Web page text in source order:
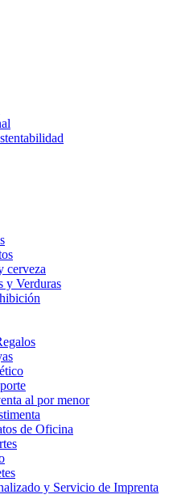
cerveza
y Verduras
al por menor
de Oficina
y Servicio de Imprenta